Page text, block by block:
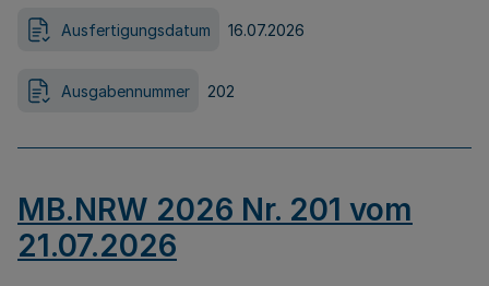
Ausfertigungsdatum 16.07.2026
Ausgabennummer 202
MB.NRW 2026 Nr. 201 vom
21.07.2026